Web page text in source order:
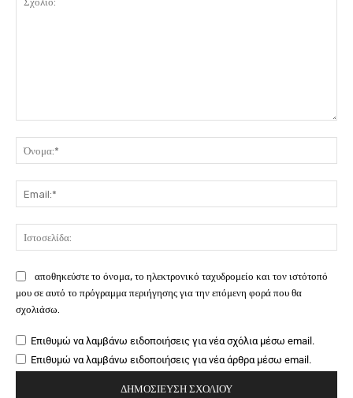
αποθηκεύστε το όνομα, το ηλεκτρονικό ταχυδρομείο και τον ιστότοπό
μου σε αυτό το πρόγραμμα περιήγησης για την επόμενη φορά που θα
σχολιάσω.
Επιθυμώ να λαμβάνω ειδοποιήσεις για νέα σχόλια μέσω email.
Επιθυμώ να λαμβάνω ειδοποιήσεις για νέα άρθρα μέσω email.